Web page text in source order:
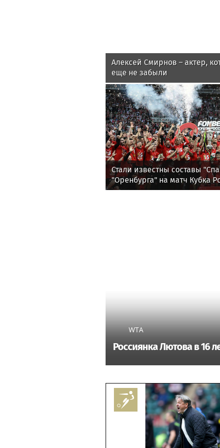
Алексей Смирнов – актер,
еще не забыли
Стали известны составы
"Оренбурга" на матч Кубка
WTA
Россиянка Лютова в 16